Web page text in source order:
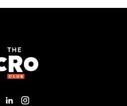
Add us on LinkedIn
Follow us on